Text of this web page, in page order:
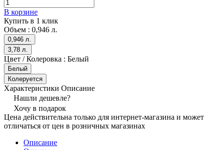
В корзине
Купить в 1 клик
Объем : 0,946 л.
0,946 л.
3,78 л.
Цвет / Колеровка : Белый
Белый
Колеруется
Характеристики Описание
Нашли дешевле?
Хочу в подарок
Цена действительна только для интернет-магазина и может
отличаться от цен в розничных магазинах
Описание